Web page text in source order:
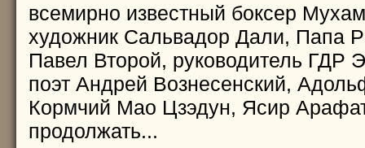
всемирно известный боксер
художник Сальвадор Дали, Папа
Павел Второй, руководитель ГДР
поэт Андрей Вознесенский,
Кормчий Мао Цзэдун, Ясир
продолжать...